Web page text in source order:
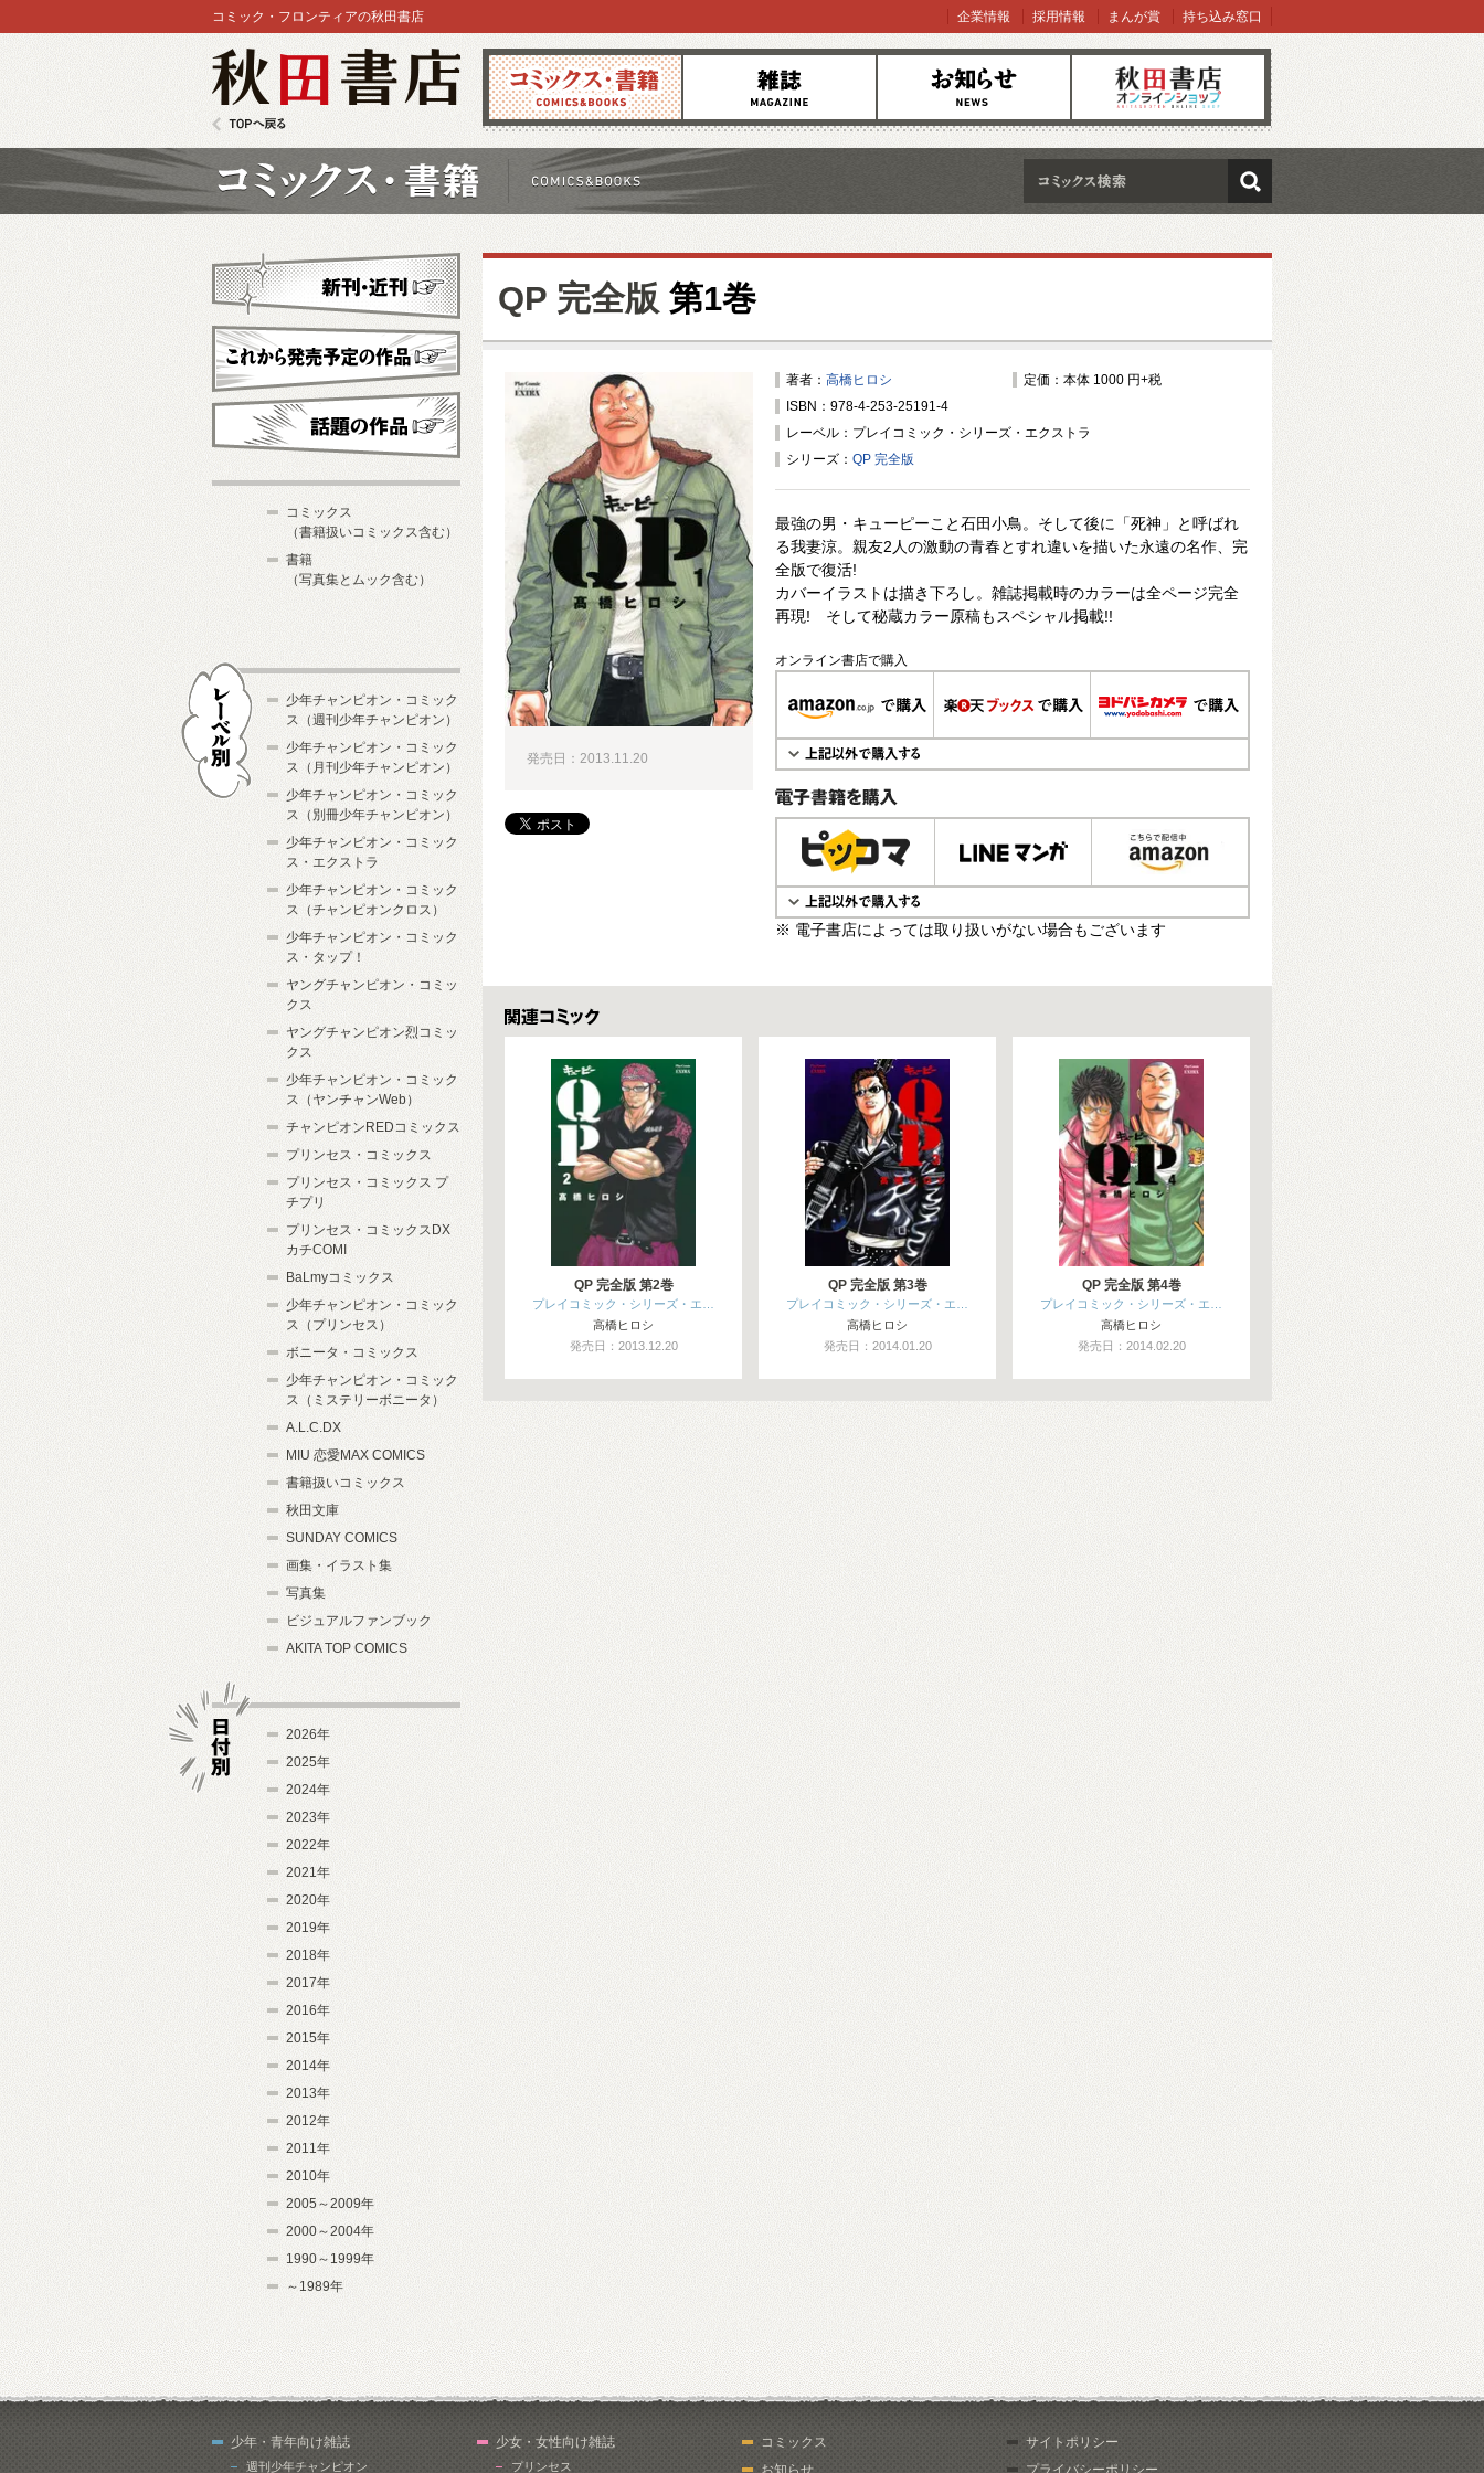
コミックス 雑誌 お知らせ オンラインショップ
コミック・フロンティアの秋田書店 企業情報 採用情報 まんが賞 持ち込み窓口
検索
QP 完全版 第1巻
著者： 高橋ヒロシ
定価：本体 1000 円+税
ISBN：978-4-253-25191-4
レーベル：プレイコミック・シリーズ・エクストラ
シリーズ： QP 完全版
最強の男・キューピーこと石田小鳥。そして後に「死神」と呼ばれ
る我妻涼。親友2人の激動の青春とすれ違いを描いた永遠の名作、完
全版で復活!
カバーイラストは描き下ろし。雑誌掲載時のカラーは全ページ完全
再現! そして秘蔵カラー原稿もスペシャル掲載!!
オンライン書店で購入
電子書籍で購入
※ 電子書店によっては取り扱いがない場合もございます
発売日：2013.11.20
関連コミックス
QP 完全版 第2巻
プレイコミック・シリーズ・エ…
高橋ヒロシ
発売日：2013.12.20
QP 完全版 第3巻
プレイコミック・シリーズ・エ…
高橋ヒロシ
発売日：2014.01.20
QP 完全版 第4巻
プレイコミック・シリーズ・エ…
高橋ヒロシ
発売日：2014.02.20
新刊・近刊
これから発売予定
コミックス
（書籍扱いコミックス含む）
書籍
（写真集とムック含む）
少年チャンピオン・コミック
ス（週刊少年チャンピオン）
少年チャンピオン・コミック
ス（月刊少年チャンピオン）
少年チャンピオン・コミック
ス（別冊少年チャンピオン）
少年チャンピオン・コミック
ス・エクストラ
少年チャンピオン・コミック
ス（チャンピオンクロス）
少年チャンピオン・コミック
ス・タップ！
ヤングチャンピオン・コミッ
クス
ヤングチャンピオン烈コミッ
クス
少年チャンピオン・コミック
ス（ヤンチャンWeb）
チャンピオンREDコミックス
プリンセス・コミックス
プリンセス・コミックス プ
チプリ
プリンセス・コミックスDX
カチCOMI
BaLmyコミックス
少年チャンピオン・コミック
ス（プリンセス）
ボニータ・コミックス
少年チャンピオン・コミック
ス（ミステリーボニータ）
A.L.C.DX
MIU 恋愛MAX COMICS
書籍扱いコミックス
秋田文庫
SUNDAY COMICS
画集・イラスト集
写真集
ビジュアルファンブック
AKITA TOP COMICS
2026年
2025年
2024年
2023年
2022年
2021年
2020年
2019年
2018年
2017年
2016年
2015年
2014年
2013年
2012年
2011年
2010年
2005～2009年
2000～2004年
1990～1999年
～1989年
少年・青年向け雑誌
週刊少年チャンピオン
少女・女性向け雑誌
プリンセス
コミックス
お知らせ
サイトポリシー
プライバシーポリシー